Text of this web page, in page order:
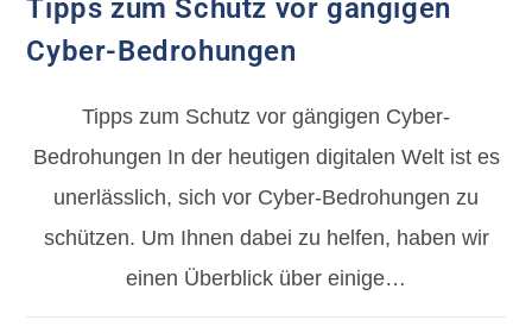
Tipps zum Schutz vor gängigen
Cyber-Bedrohungen
Tipps zum Schutz vor gängigen Cyber-
Bedrohungen In der heutigen digitalen Welt ist es
unerlässlich, sich vor Cyber-Bedrohungen zu
schützen. Um Ihnen dabei zu helfen, haben wir
einen Überblick über einige…